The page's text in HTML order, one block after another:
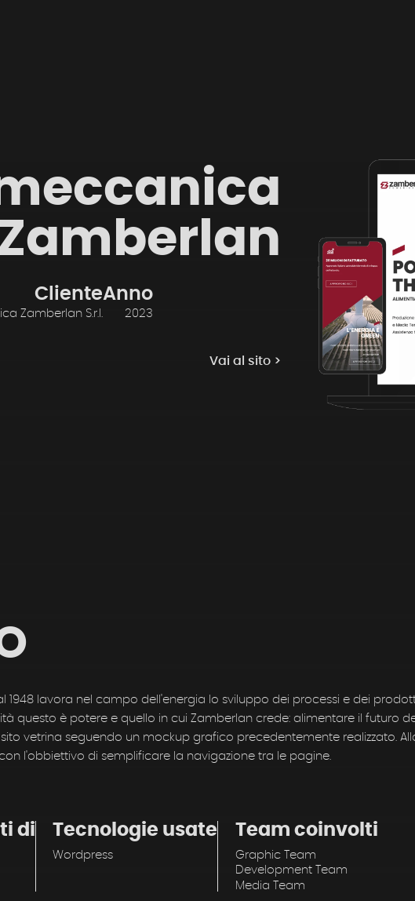
Cliente
Zamberlan S.r.l.
Anno
2023
Vai al sito >
1948 lavora nel campo dell'energia lo sviluppo dei processi e dei
questo è potere e quello in cui Zamberlan crede: alimentare il futuro
vetrina seguendo un mockup grafico precedentemente realizzato.
l'obbiettivo di semplificare la navigazione tra le pagine.
di Tecnologie usate
Wordpress
Team coinvolti
Graphic Team
Development Team
Media Team